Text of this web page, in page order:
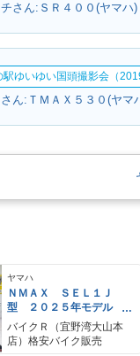
さん:ＳＲ４００(ヤマハ)
駅ゆいゆい国頭撮影会（
ん:ＴＭＡＸ５３０(ヤマ
ヤマハ
ＮＭＡＸ ＳＥＬ１Ｊ
型 ２０２５年モデル
ＡＢＳ キーレス リア
キャリア リアＢＯＸ
バイクＲ（宜野湾大山本
店）格安バイク販売